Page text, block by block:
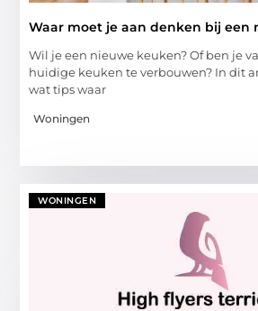
Waar moet je aan denken bij een
Wil je een nieuwe keuken? Of ben je
huidige keuken te verbouwen? In dit
wat tips waar
Woningen
WONINGEN